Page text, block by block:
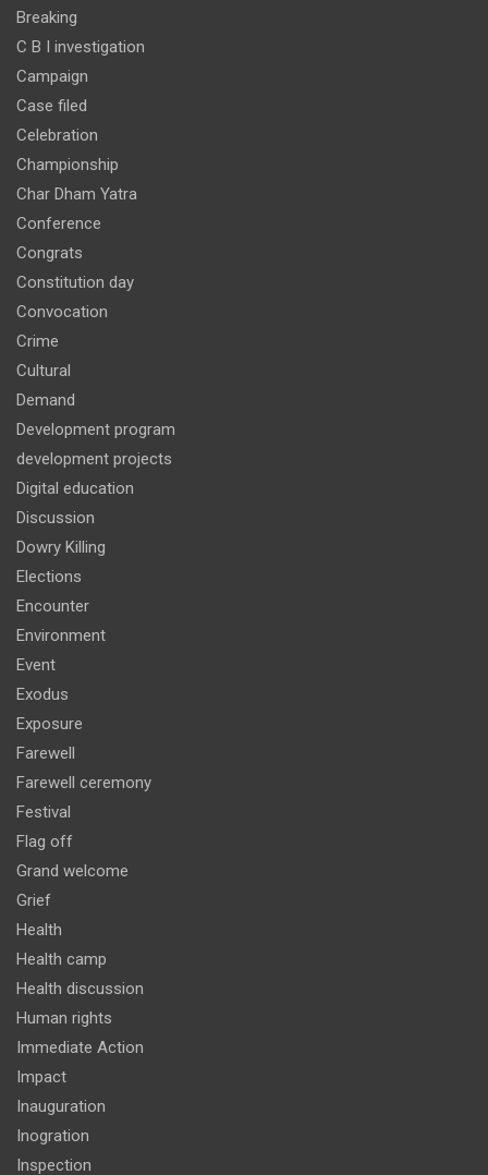
Breaking
C B I investigation
Campaign
Case filed
Celebration
Championship
Char Dham Yatra
Conference
Congrats
Constitution day
Convocation
Crime
Cultural
Demand
Development program
development projects
Digital education
Discussion
Dowry Killing
Elections
Encounter
Environment
Event
Exodus
Exposure
Farewell
Farewell ceremony
Festival
Flag off
Grand welcome
Grief
Health
Health camp
Health discussion
Human rights
Immediate Action
Impact
Inauguration
Inogration
Inspection